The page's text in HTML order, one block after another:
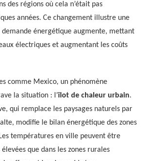
des régions où cela n’était pas
années. Ce changement illustre une
énergétique augmente, mettant
électriques et augmentant les coûts
comme Mexico, un phénomène
la situation : l’îlot de chaleur urbain.
qui remplace les paysages naturels par
modifie le bilan énergétique des zones
températures en ville peuvent être
élevées que dans les zones rurales